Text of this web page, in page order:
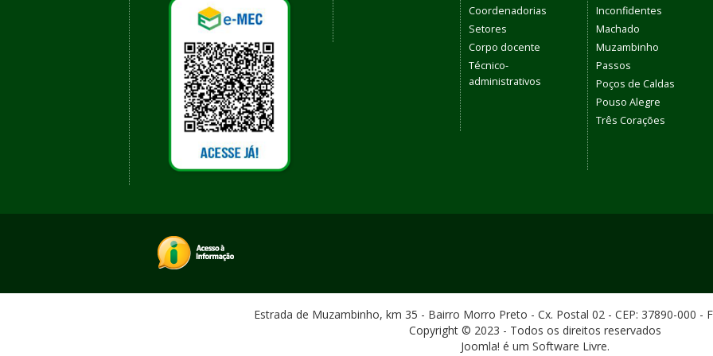
Coordenadorias
Setores
Corpo docente
Técnico-
administrativos
Inconfidentes
Machado
Muzambinho
Passos
Poços de Caldas
Pouso Alegre
Três Corações
Estrada de Muzambinho, km 35 - Bairro Morro Preto - Cx. Postal 02 - CEP: 37890-000 -
Copyright © 2023 - Todos os direitos reservados
Joomla! é um Software Livre.